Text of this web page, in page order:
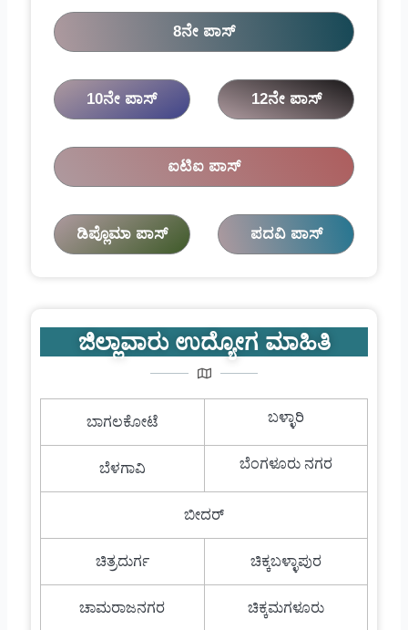
8ನೇ ಪಾಸ್
10ನೇ ಪಾಸ್ 12ನೇ ಪಾಸ್
ಐಟಿಐ ಪಾಸ್
ಡಿಪ್ಲೊಮಾ ಪಾಸ್ ಪದವಿ ಪಾಸ್
ಜಿಲ್ಲಾವಾರು ಉದ್ಯೋಗ ಮಾಹಿತಿ
ಬಾಗಲಕೋಟೆ ಬಳ್ಳಾರಿ
ಬೆಳಗಾವಿ ಬೆಂಗಳೂರು ನಗರ
ಬೀದರ್
ಚಿತ್ರದುರ್ಗ ಚಿಕ್ಕಬಳ್ಳಾಪುರ
ಚಾಮರಾಜನಗರ ಚಿಕ್ಕಮಗಳೂರು